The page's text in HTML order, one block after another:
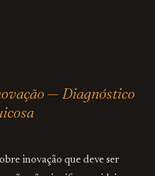
— Diagnóstico
inovação que deve ser